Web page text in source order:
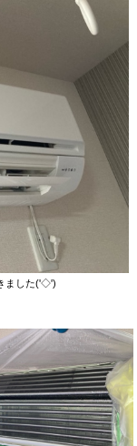
ました('◇')ゞ